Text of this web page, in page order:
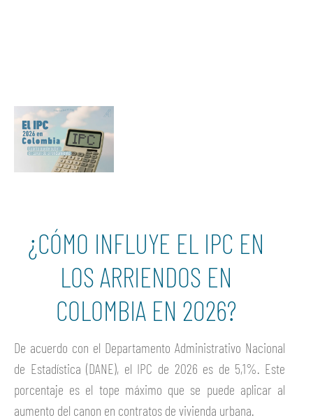
¿CÓMO INFLUYE EL IPC EN
LOS ARRIENDOS EN
COLOMBIA EN 2026?
De acuerdo con el Departamento Administrativo Nacional
de Estadística (DANE), el IPC de 2026 es de 5,1%. Este
porcentaje es el tope máximo que se puede aplicar al
aumento del canon en contratos de vivienda urbana.